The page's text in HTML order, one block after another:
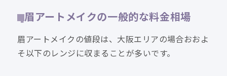
眉アートメイクの一般的な料金相場
眉アートメイクの値段は、大阪エリアの場合おおよ
そ以下のレンジに収まることが多いです。